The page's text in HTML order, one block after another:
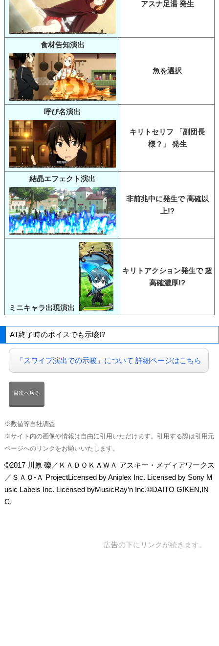
アスナ足湯 発生
食材告知演出
魚を選択
呼び名演出
キリトセリフ 「副団長
様？」 発生
結晶エフェクト演出
非前兆中に発生で 高確以
上!?
ミニキャラ出現演出
キリトアクション発生で 超
高確濃厚!?
AT終了時のボイスでも示唆!?
「スワイプ演出での示唆」について 詳細ページはこちら
目次へ戻る
※数値等自社調査
※サイト内の画像や情報は自由に引用いただけます。引用する際は引用元
ページへのリンクをお願いいたします。
©2017 川原 礫／ＫＡＤＯＫＡＷＡ アスキー・メディアワークス
／ＳＡＯ-Ａ ProjectLicensed by Aniplex Inc. Licensed by Sony M
usic Labels Inc. Licensed byMusicRay’n Inc.©DAITO GIKEN,IN
C.
広告の下にリンクが続きます。